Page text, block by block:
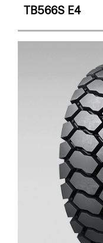
TB566S E4